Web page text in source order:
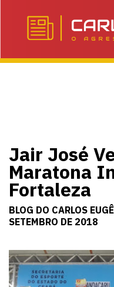
Jair José
Maratona
Fortaleza
BLOG DO CARLOS
SETEMBRO DE 2018